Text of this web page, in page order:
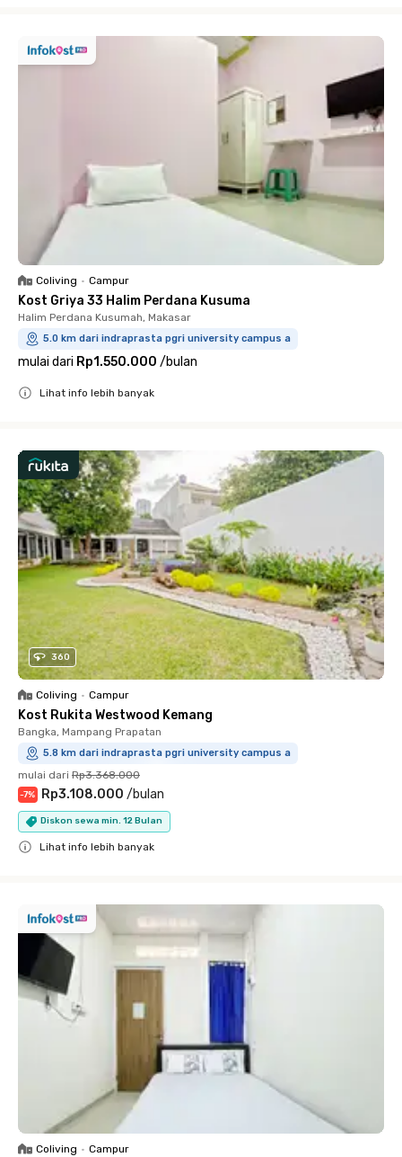
Coliving • Campur
Kost Griya 33 Halim Perdana Kusuma
Halim Perdana Kusumah, Makasar
5.0 km dari indraprasta pgri university campus a
mulai dari Rp1.550.000 /bulan
Lihat info lebih banyak
360
Coliving • Campur
Kost Rukita Westwood Kemang
Bangka, Mampang Prapatan
5.8 km dari indraprasta pgri university campus a
mulai dari Rp3.368.000
-7% Rp3.108.000 /bulan
Diskon sewa min. 12 Bulan
Lihat info lebih banyak
Coliving • Campur